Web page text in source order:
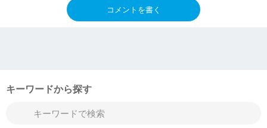
コメントを書く
キーワードから探す